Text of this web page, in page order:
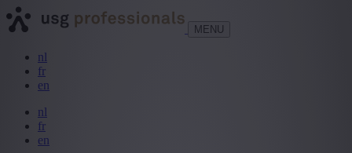
MENU
nl
fr
en
nl
fr
en